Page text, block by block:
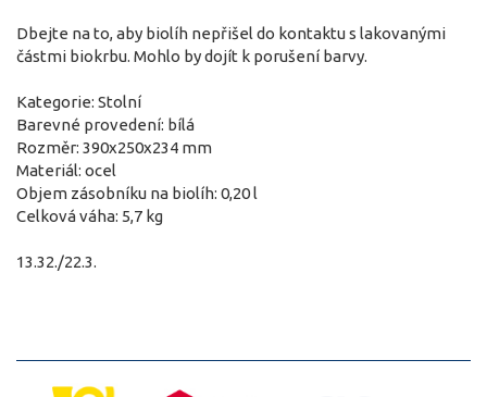
Dbejte na to, aby biolíh nepřišel do kontaktu s lakovanými
částmi biokrbu. Mohlo by dojít k porušení barvy.
Kategorie: Stolní
Barevné provedení: bílá
Rozměr: 390x250x234 mm
Materiál: ocel
Objem zásobníku na biolíh: 0,20 l
Celková váha: 5,7 kg
13.32./22.3.